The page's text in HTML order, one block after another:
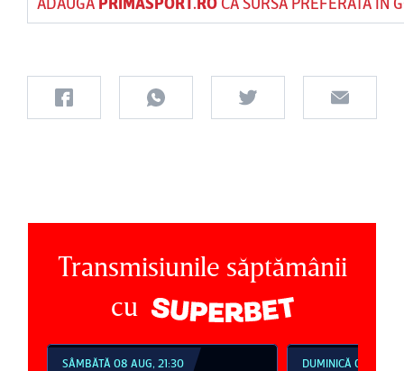
Transmisiunile săptămânii
cu
SÂMBĂTĂ 08 AUG, 21:30 DUMINICĂ 09 AUG,